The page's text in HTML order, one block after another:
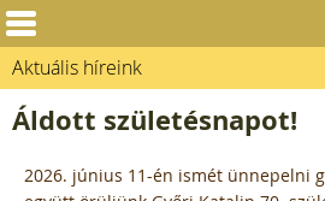
Aktuális híreink
Áldott születésnapot!
2026. június 11-én ismét ünnepelni